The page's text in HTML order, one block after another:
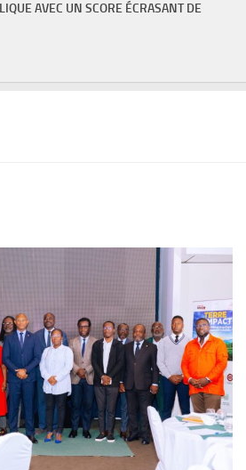
AVEC UN SCORE ÉCRASANT DE